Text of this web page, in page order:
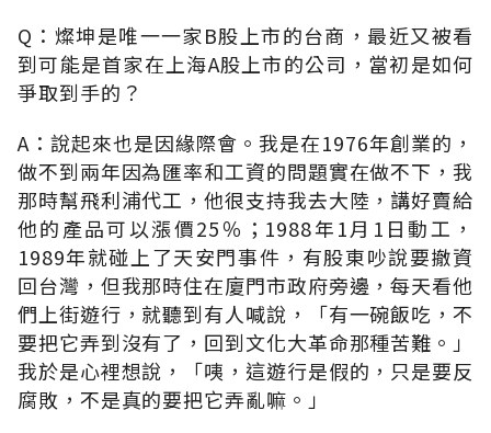
Q：燦坤是唯一一家B股上市的台商，最近又被看
到可能是首家在上海A股上市的公司，當初是如何
爭取到手的？
A：說起來也是因緣際會。我是在1976年創業的，
做不到兩年因為匯率和工資的問題實在做不下，我
那時幫飛利浦代工，他很支持我去大陸，講好賣給
他的產品可以漲價25％；1988年1月1日動工，
1989年就碰上了天安門事件，有股東吵說要撤資
回台灣，但我那時住在廈門市政府旁邊，每天看他
們上街遊行，就聽到有人喊說，「有一碗飯吃，不
要把它弄到沒有了，回到文化大革命那種苦難。」
我於是心裡想說，「咦，這遊行是假的，只是要反
腐敗，不是真的要把它弄亂嘛。」